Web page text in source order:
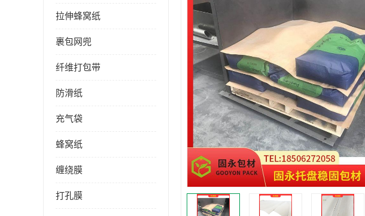
拉伸蜂窝纸
裹包网兜
纤维打包带
防滑纸
充气袋
蜂窝纸
缠绕膜
打孔膜